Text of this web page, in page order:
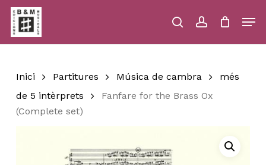
Skip
main
content
searchaccount
Close
Inici Partitures Música de cambra
més
de 5 intèrprets
Fanfare for the Brass Ox
(Complete set)
Menu